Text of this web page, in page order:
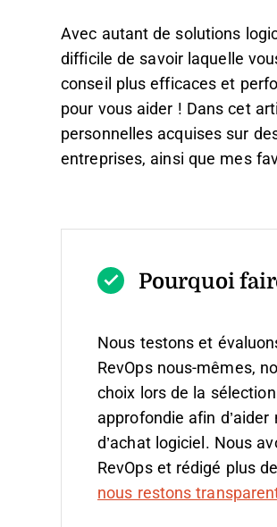
Avec autant de solutions
difficile de savoir laquelle
conseil plus efficaces et
pour vous aider ! Dans cet
personnelles acquises sur
entreprises, ainsi que mes
Pourquoi
Nous testons et
RevOps nous-mêmes,
choix lors de la sélection
approfondie afin
d’achat logiciel. Nous
RevOps et rédigé plus
nous restons